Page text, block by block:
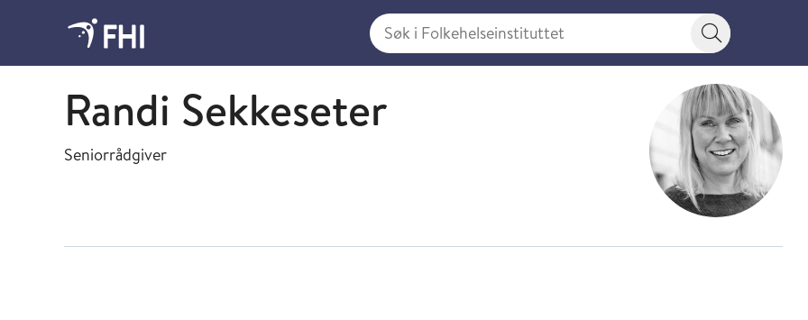
Søk i Folkehelseinstituttet
Søkeknapp
Forskningsadministrativ støtte
Randi Sekkeseter
Seniorrådgiver